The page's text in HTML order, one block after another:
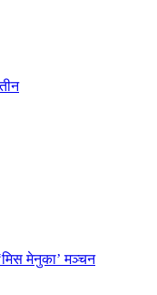
मेनुका’ मञ्चन